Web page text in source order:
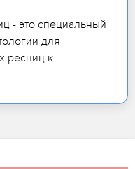
- это специальный
для
ресниц к